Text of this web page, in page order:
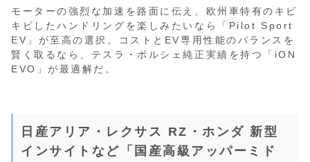
モーターの強烈な加速を路面に伝え、欧州車特有のキビ
キビしたハンドリングを楽しみたいなら「Pilot Sport
EV」が至高の選択。コストとEV専用性能のバランスを
賢く取るなら、テスラ・ポルシェ純正実績を持つ「iON
EVO」が最適解だ。
日産アリア・レクサス RZ・ホンダ 新型
インサイトなど「国産高級アッパーミド